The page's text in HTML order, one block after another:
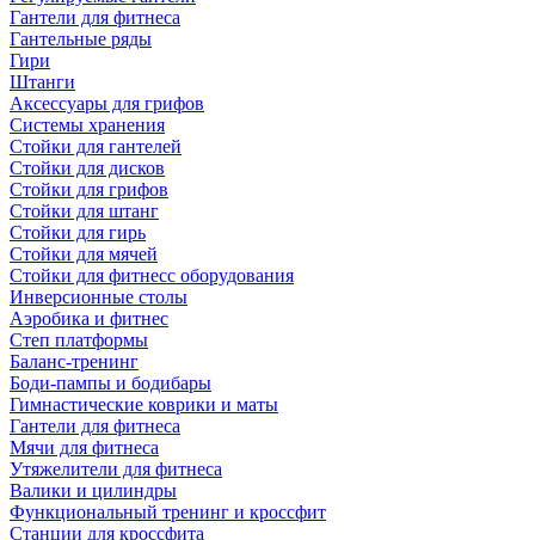
Гантели для фитнеса
Гантельные ряды
Гири
Штанги
Аксессуары для грифов
Системы хранения
Стойки для гантелей
Стойки для дисков
Стойки для грифов
Стойки для штанг
Стойки для гирь
Стойки для мячей
Стойки для фитнесс оборудования
Инверсионные столы
Аэробика и фитнес
Степ платформы
Баланс-тренинг
Боди-пампы и бодибары
Гимнастические коврики и маты
Гантели для фитнеса
Мячи для фитнеса
Утяжелители для фитнеса
Валики и цилиндры
Функциональный тренинг и кроссфит
Станции для кроссфита